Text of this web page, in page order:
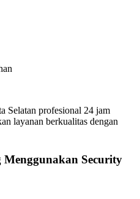
Selatan profesional 24 jam
layanan berkualitas dengan
Security